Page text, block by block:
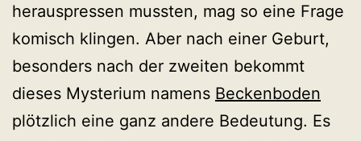
herauspressen mussten, mag so eine Frage
komisch klingen. Aber nach einer Geburt,
besonders nach der zweiten bekommt
dieses Mysterium namens Beckenboden
plötzlich eine ganz andere Bedeutung. Es